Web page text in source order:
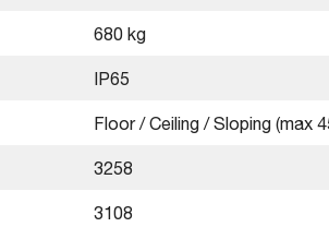
680 kg
IP65
Floor / Ceiling / Sloping (max
3258
3108